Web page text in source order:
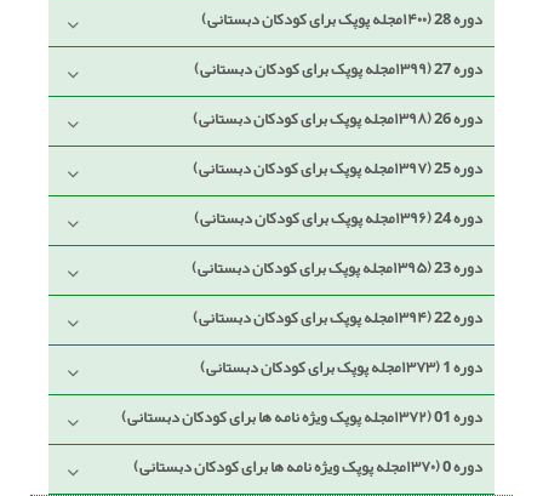
دوره 28 (۱۴۰۰مجله پوپک برای کودکان دبستانی)
دوره 27 (۱۳۹۹مجله پوپک برای کودکان دبستانی)
دوره 26 (۱۳۹۸مجله پوپک برای کودکان دبستانی)
دوره 25 (۱۳۹۷مجله پوپک برای کودکان دبستانی)
دوره 24 (۱۳۹۶مجله پوپک برای کودکان دبستانی)
دوره 23 (۱۳۹۵مجله پوپک برای کودکان دبستانی)
دوره 22 (۱۳۹۴مجله پوپک برای کودکان دبستانی)
دوره 1 (۱۳۷۳مجله پوپک برای کودکان دبستانی)
دوره 01 (۱۳۷۲مجله پوپک ویژه نامه ها برای کودکان دبستانی)
دوره 0 (۱۳۷۰مجله پوپک ویژه نامه ها برای کودکان دبستانی)